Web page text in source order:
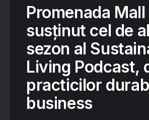
Promenada Mall
susținut cel de
sezon al
Living Podcast,
practicilor
business